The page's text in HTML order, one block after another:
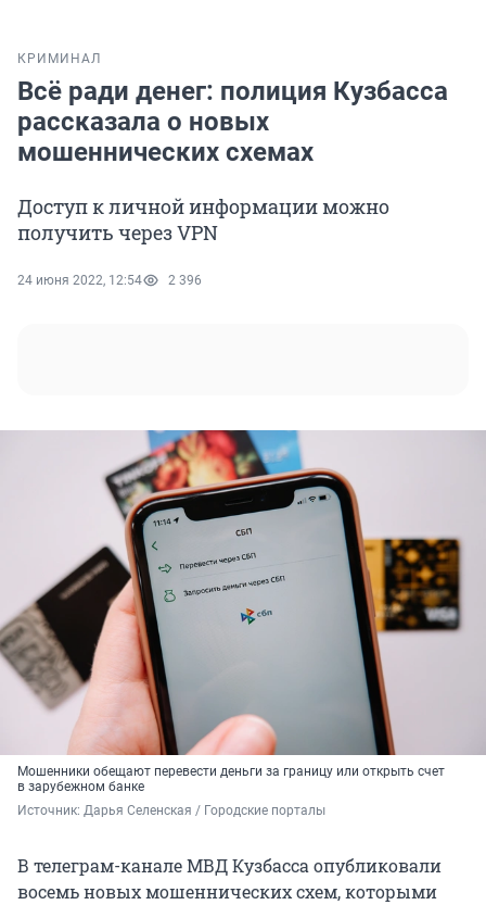
КРИМИНАЛ
Всё ради денег: полиция Кузбасса
рассказала о новых
мошеннических схемах
Доступ к личной информации можно
получить через VPN
24 июня 2022, 12:54 2 396
Мошенники обещают перевести деньги за границу или открыть счет
в зарубежном банке
Источник: Дарья Селенская / Городские порталы
В телеграм-канале МВД Кузбасса опубликовали
восемь новых мошеннических схем, которыми